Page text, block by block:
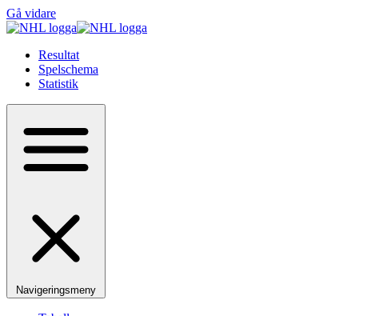
Gå vidare
Resultat
Spelschema
Statistik
Navigeringsmeny